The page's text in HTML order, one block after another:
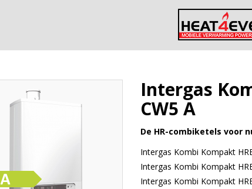
Intergas
CW5 A
De HR-combiketels voor
Intergas Kombi Kompakt
Intergas Kombi Kompakt
Intergas Kombi Kompakt